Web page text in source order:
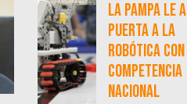
La Pampa le
puerta a la
robótica con
competencia
nacional